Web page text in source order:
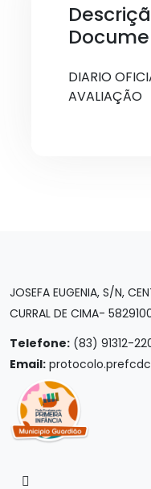
DIARIO
AVALIAÇÃO
JOSEFA EUGENIA, S/N,
CURRAL DE CIMA-
Telefone: (83) 91312-
Email: